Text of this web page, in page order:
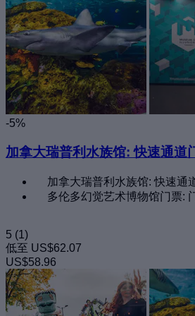
-5%
加拿大瑞普利水族馆: 快速通道
加拿大瑞普利水族馆: 快速通
多伦多幻觉艺术博物馆门票:
5 (1)
低至 US$62.07
US$58.96